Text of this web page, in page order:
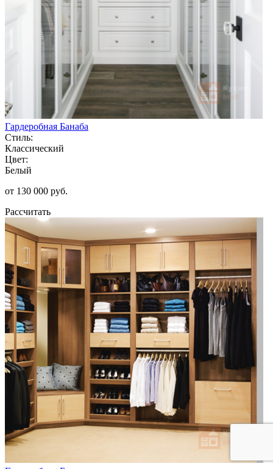
Гардеробная Банаба
Стиль:
Классический
Цвет:
Белый
от 130 000 руб.
Рассчитать